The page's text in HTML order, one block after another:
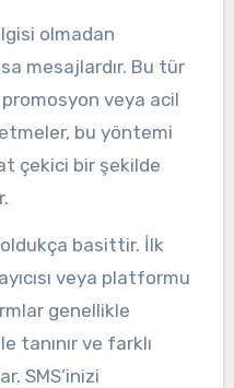
olmadan
mesajlardır. Bu tür
promosyon veya acil
bu yöntemi
çekici bir şekilde
oldukça basittir. İlk
veya platformu
genellikle
tanınır ve farklı
SMS’inizi